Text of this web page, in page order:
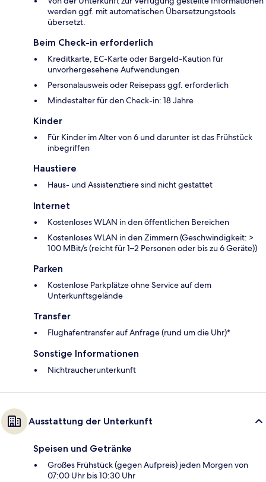
werden ggf. mit automatischen Übersetzungstools
übersetzt.
Beim Check-in erforderlich
Kreditkarte, EC-Karte oder Bargeld-Kaution für
unvorhergesehene Aufwendungen
Personalausweis oder Reisepass ggf. erforderlich
Mindestalter für den Check-in: 18 Jahre
Kinder
Für Kinder im Alter von 6 und darunter ist das Frühstück
inbegriffen
Haustiere
Haus- und Assistenztiere sind nicht gestattet
Internet
Kostenloses WLAN in den öffentlichen Bereichen
Kostenloses WLAN in den Zimmern (Geschwindigkeit: >
100 MBit/s (reicht für 1–2 Personen oder bis zu 6 Geräte))
Parken
Kostenlose Parkplätze ohne Service auf dem
Unterkunftsgelände
Transfer
Flughafentransfer auf Anfrage (rund um die Uhr)*
Sonstige Informationen
Nichtraucherunterkunft
Ausstattung der Unterkunft
Speisen und Getränke
Großes Frühstück (gegen Aufpreis) jeden Morgen von
07:00 Uhr bis 10:30 Uhr